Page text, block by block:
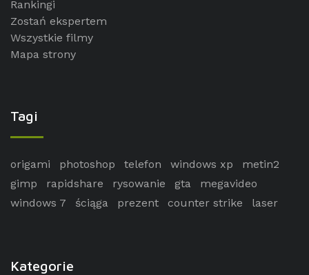
Rankingi
Zostań ekspertem
Wszystkie filmy
Mapa strony
Tagi
origami photoshop telefon windows xp
metin2
gimp
rapidshare rysowanie gta
megavideo
windows 7
ściąga prezent counter strike laser
Kategorie